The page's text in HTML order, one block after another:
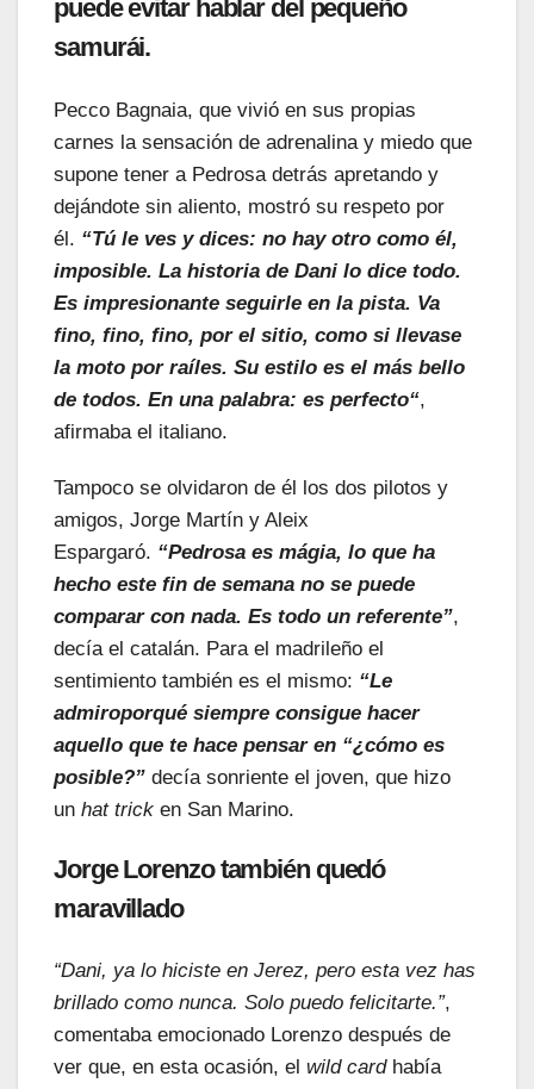
puede evitar hablar del pequeño
samurái.
Pecco Bagnaia, que vivió en sus propias
carnes la sensación de adrenalina y miedo que
supone tener a Pedrosa detrás apretando y
dejándote sin aliento, mostró su respeto por
él. “Tú le ves y dices: no hay otro como él,
imposible. La historia de Dani lo dice todo.
Es impresionante seguirle en la pista. Va
fino, fino, fino, por el sitio, como si llevase
la moto por raíles. Su estilo es el más bello
de todos. En una palabra: es perfecto“,
afirmaba el italiano.
Tampoco se olvidaron de él los dos pilotos y
amigos, Jorge Martín y Aleix
Espargaró. “Pedrosa es mágia, lo que ha
hecho este fin de semana no se puede
comparar con nada. Es todo un referente”,
decía el catalán. Para el madrileño el
sentimiento también es el mismo: “Le
admiroporqué siempre consigue hacer
aquello que te hace pensar en “¿cómo es
posible?” decía sonriente el joven, que hizo
un hat trick en San Marino.
Jorge Lorenzo también quedó
maravillado
“Dani, ya lo hiciste en Jerez, pero esta vez has
brillado como nunca. Solo puedo felicitarte.”,
comentaba emocionado Lorenzo después de
ver que, en esta ocasión, el wildcard había